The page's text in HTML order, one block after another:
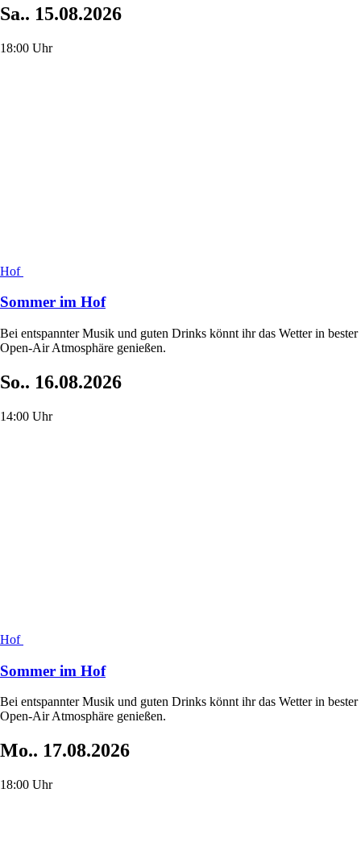
Sa.. 15.08.2026
18:00 Uhr
Hof
Sommer im Hof
Bei entspannter Musik und guten Drinks könnt ihr das Wetter in bester
Open-Air Atmosphäre genießen.
So.. 16.08.2026
14:00 Uhr
Hof
Sommer im Hof
Bei entspannter Musik und guten Drinks könnt ihr das Wetter in bester
Open-Air Atmosphäre genießen.
Mo.. 17.08.2026
18:00 Uhr